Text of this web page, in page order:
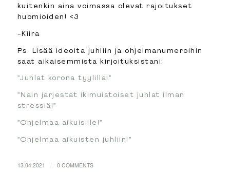
kuitenkin aina voimassa olevat rajoitukset
huomioiden! <3
-Kiira
Ps. Lisää ideoita juhliin ja ohjelmanumeroihin
saat aikaisemmista kirjoituksistani:
”Juhlat korona tyylillä!”
”Näin järjestät ikimuistoiset juhlat ilman
stressiä!”
”Ohjelmaa aikuisille!”
”Ohjelmaa aikuisten juhliin!”
13.04.2021 / 0 COMMENTS